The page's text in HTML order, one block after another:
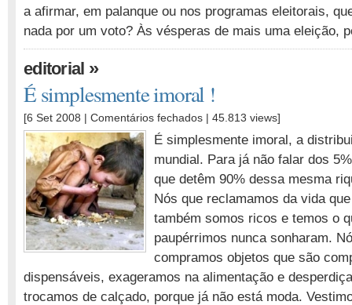
a afirmar, em palanque ou nos programas eleitorais,
nada por um voto? Às vésperas de mais uma eleição,
editorial »
É simplesmente imoral !
[6 Set 2008 | Comentários fechados em
simplesmente
imoral
!
| 45.813 views]
É simplesmente imoral, a
mundial. Para já não falar dos
que detêm 90% dessa mesma
Nós que reclamamos da vida
também somos ricos e temos o
paupérrimos nunca sonharam.
compramos objetos que são
dispensáveis, exageramos na alimentação e
trocamos de calçado, porque já não está moda.